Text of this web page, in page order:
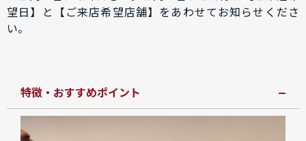
望日】と【ご来店希望店舗】をあわせてお知らせくださ
い。
特徴・おすすめポイント